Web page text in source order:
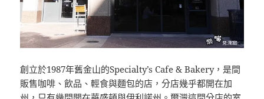
創立於1987年舊金山的Specialty’s Cafe & Bakery，是間
販售咖啡、飲品、輕食與麵包的店，分店幾乎都開在加